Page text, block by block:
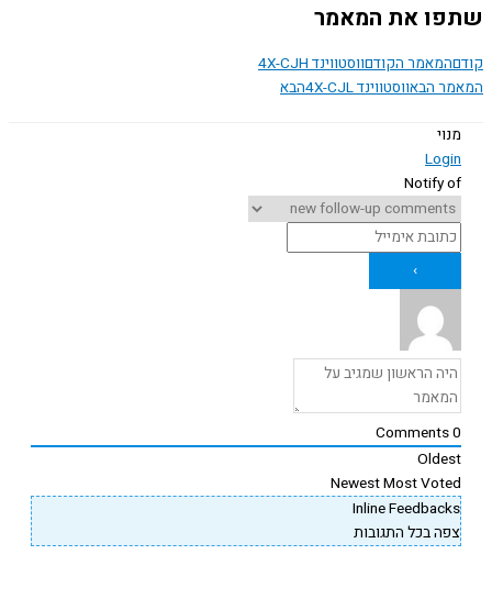
את המאמר
המאמר הקודםווסטווינד 4X-CJH
הבאווסטווינד 4X-CJL הבא
Notify
Newest Most
Inline
בכל התגובות